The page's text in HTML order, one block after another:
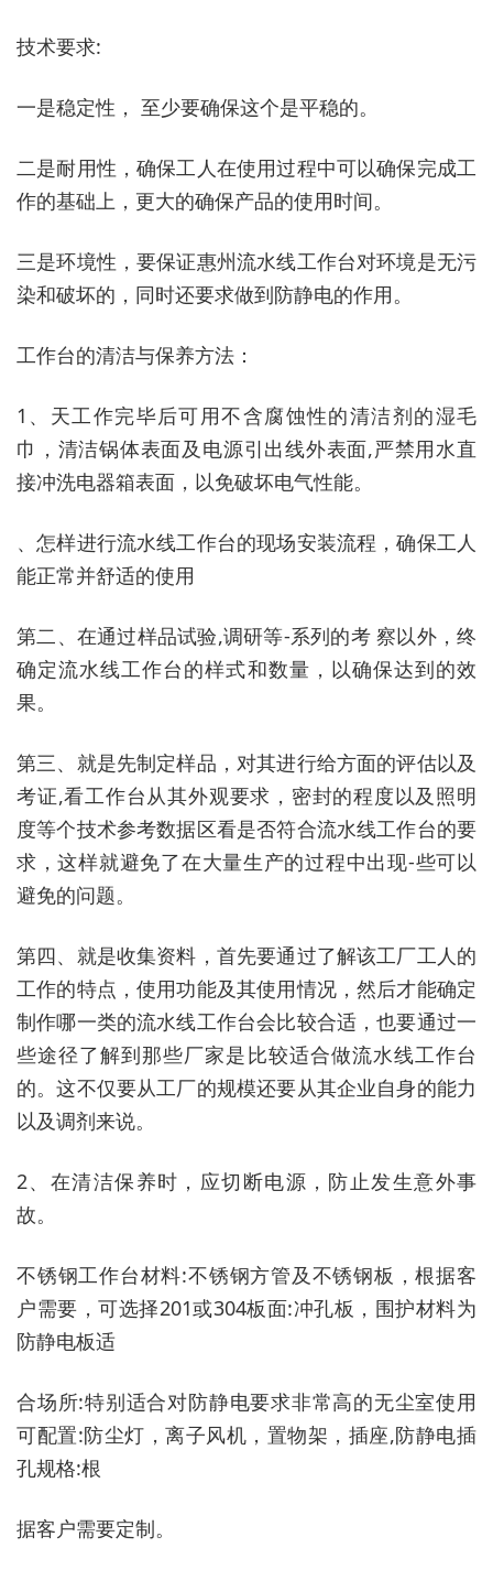
技术要求:
一是稳定性， 至少要确保这个是平稳的。
二是耐用性，确保工人在使用过程中可以确保完成工
作的基础上，更大的确保产品的使用时间。
三是环境性，要保证惠州流水线工作台对环境是无污
染和破坏的，同时还要求做到防静电的作用。
工作台的清洁与保养方法：
1、天工作完毕后可用不含腐蚀性的清洁剂的湿毛
巾，清洁锅体表面及电源引出线外表面,严禁用水直
接冲洗电器箱表面，以免破坏电气性能。
、怎样进行流水线工作台的现场安装流程，确保工人
能正常并舒适的使用
第二、在通过样品试验,调研等-系列的考 察以外，终
确定流水线工作台的样式和数量，以确保达到的效
果。
第三、就是先制定样品，对其进行给方面的评估以及
考证,看工作台从其外观要求，密封的程度以及照明
度等个技术参考数据区看是否符合流水线工作台的要
求，这样就避免了在大量生产的过程中出现-些可以
避免的问题。
第四、就是收集资料，首先要通过了解该工厂工人的
工作的特点，使用功能及其使用情况，然后才能确定
制作哪一类的流水线工作台会比较合适，也要通过一
些途径了解到那些厂家是比较适合做流水线工作台
的。这不仅要从工厂的规模还要从其企业自身的能力
以及调剂来说。
2、在清洁保养时，应切断电源，防止发生意外事
故。
不锈钢工作台材料:不锈钢方管及不锈钢板，根据客
户需要，可选择201或304板面:冲孔板，围护材料为
防静电板适
合场所:特别适合对防静电要求非常高的无尘室使用
可配置:防尘灯，离子风机，置物架，插座,防静电插
孔规格:根
据客户需要定制。